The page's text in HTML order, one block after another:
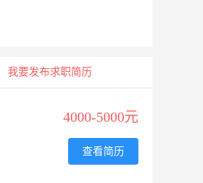
我要发布求职简历
4000-5000元
查看简历